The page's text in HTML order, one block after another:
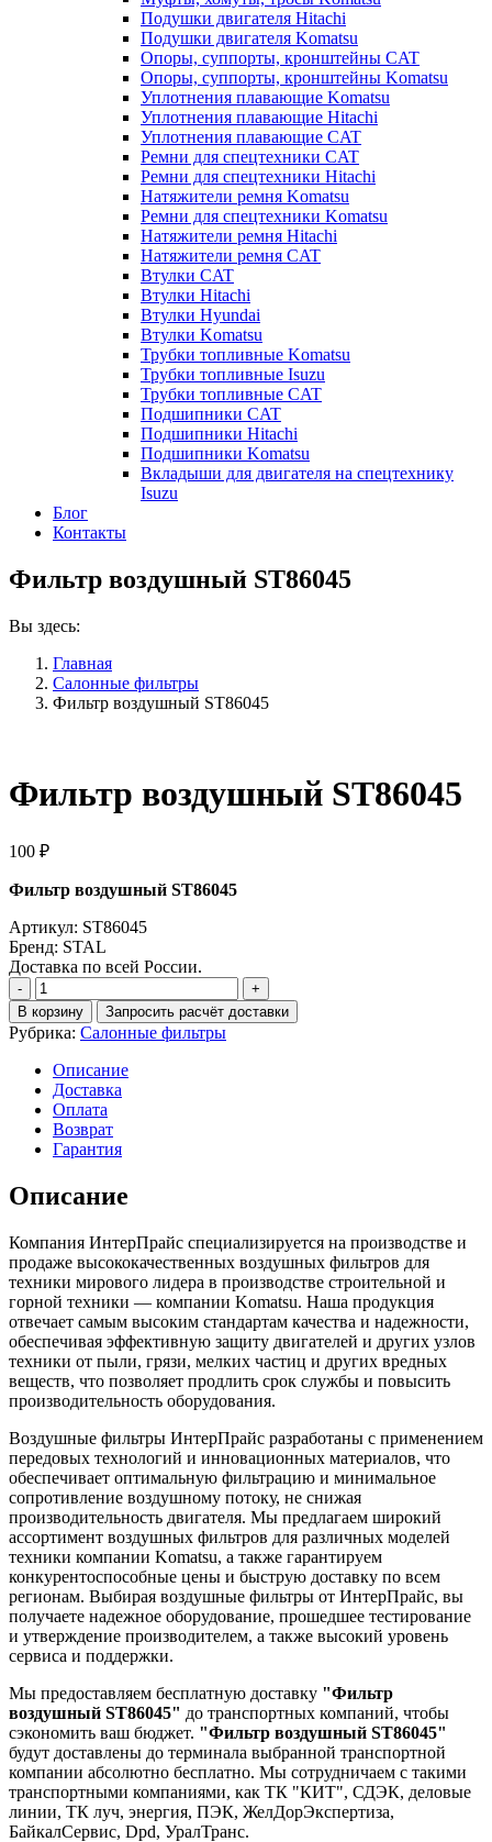
Подушки двигателя Hitachi
Подушки двигателя Komatsu
Опоры, суппорты, кронштейны CAT
Опоры, суппорты, кронштейны Komatsu
Уплотнения плавающие Komatsu
Уплотнения плавающие Hitachi
Уплотнения плавающие CAT
Ремни для спецтехники CAT
Ремни для спецтехники Hitachi
Натяжители ремня Komatsu
Ремни для спецтехники Komatsu
Натяжители ремня Hitachi
Натяжители ремня CAT
Втулки CAT
Втулки Hitachi
Втулки Hyundai
Втулки Komatsu
Трубки топливные Komatsu
Трубки топливные Isuzu
Трубки топливные CAT
Подшипники CAT
Подшипники Hitachi
Подшипники Komatsu
Вкладыши для двигателя на спецтехнику
Isuzu
Блог
Контакты
Фильтр воздушный ST86045
Вы здесь:
Главная
Салонные фильтры
Фильтр воздушный ST86045
Фильтр воздушный ST86045
100 ₽
Фильтр воздушный ST86045
Артикул: ST86045
Бренд: STAL
Доставка по всей России.
Количество
Фильтр
воздушный
ST86045
В корзину Запросить расчёт доставки
Рубрика: Салонные фильтры
Описание
Доставка
Оплата
Возврат
Гарантия
Описание
Компания ИнтерПрайс специализируется на производстве и
продаже высококачественных воздушных фильтров для
техники мирового лидера в производстве строительной и
горной техники — компании Komatsu. Наша продукция
отвечает самым высоким стандартам качества и надежности,
обеспечивая эффективную защиту двигателей и других узлов
техники от пыли, грязи, мелких частиц и других вредных
веществ, что позволяет продлить срок службы и повысить
производительность оборудования.
Воздушные фильтры ИнтерПрайс разработаны с применением
передовых технологий и инновационных материалов, что
обеспечивает оптимальную фильтрацию и минимальное
сопротивление воздушному потоку, не снижая
производительность двигателя. Мы предлагаем широкий
ассортимент воздушных фильтров для различных моделей
техники компании Komatsu, а также гарантируем
конкурентоспособные цены и быструю доставку по всем
регионам. Выбирая воздушные фильтры от ИнтерПрайс, вы
получаете надежное оборудование, прошедшее тестирование
и утверждение производителем, а также высокий уровень
сервиса и поддержки.
Мы предоставляем бесплатную доставку "Фильтр
воздушный ST86045" до транспортных компаний, чтобы
сэкономить ваш бюджет. "Фильтр воздушный ST86045"
будут доставлены до терминала выбранной транспортной
компании абсолютно бесплатно. Мы сотрудничаем с такими
транспортными компаниями, как ТК "КИТ", СДЭК, деловые
линии, ТК луч, энергия, ПЭК, ЖелДорЭкспертиза,
БайкалСервис, Dpd, УралТранс.